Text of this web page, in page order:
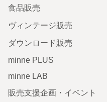
食品販売
ヴィンテージ販売
ダウンロード販売
minne PLUS
minne LAB
販売支援企画・イベント